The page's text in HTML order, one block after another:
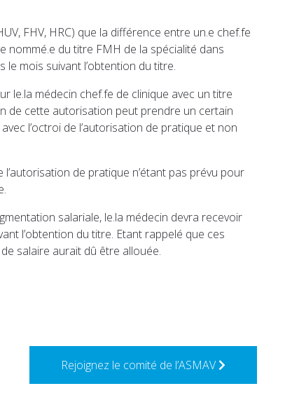
FHV, HRC) que la différence entre un.e chef.fe
nommé.e du titre FMH de la spécialité dans
le mois suivant l’obtention du titre.
le.la médecin chef.fe de clinique avec un titre
de cette autorisation peut prendre un certain
l’octroi de l’autorisation de pratique et non
de pratique n’étant pas prévu pour
salariale, le.la médecin devra recevoir
l’obtention du titre. Etant rappelé que ces
salaire aurait dû être allouée.
Rejoignez le comité de l’ASMAV